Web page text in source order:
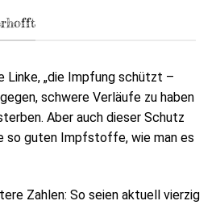
Linke, „die Impfung schützt –
schwere Verläufe zu haben
Aber auch dieser Schutz
so guten Impfstoffe, wie man es
Zahlen: So seien aktuell vierzig